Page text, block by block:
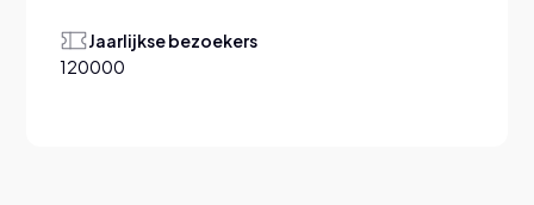
Jaarlijkse bezoekers
120000